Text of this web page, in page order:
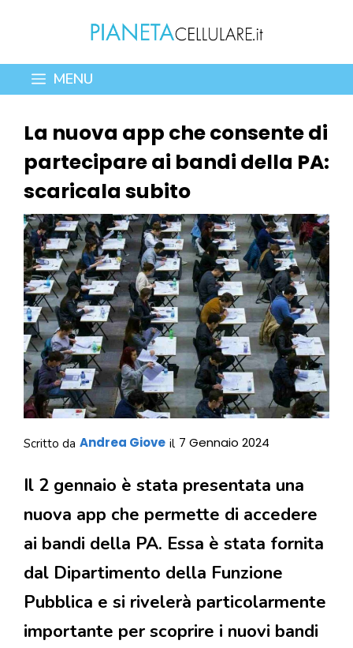
contenuto
MENU
La nuova app che consente di
partecipare ai bandi della PA:
scaricala subito
Scritto da Andrea Giove il 7 Gennaio 2024
Il 2 gennaio è stata presentata una
nuova app che permette di accedere
ai bandi della PA. Essa è stata fornita
dal Dipartimento della Funzione
Pubblica e si rivelerà particolarmente
importante per scoprire i nuovi bandi